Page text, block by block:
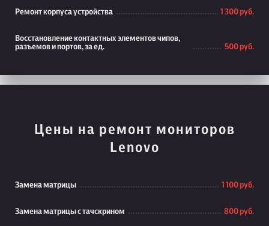
Ремонт корпуса устройства 1 300 руб.
Восстановление контактных элементов чипов,
разъемов и портов, за ед.
500 руб.
Цены на ремонт мониторов
Lenovo
Замена матрицы 1 100 руб.
Замена матрицы с тачскрином 800 руб.